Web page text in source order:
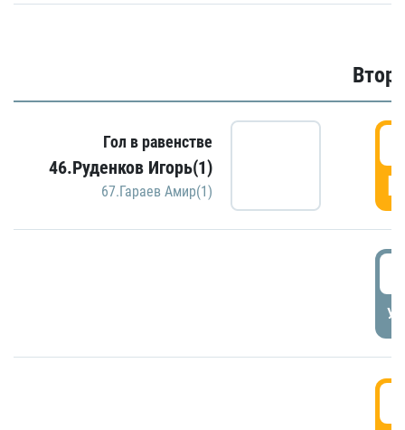
Гол в равенстве
46.Руденков Игорь(1)
67.Гараев Амир(1)